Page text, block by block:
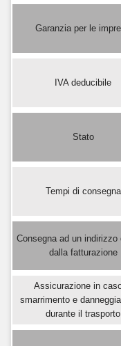
Garanzia per le
IVA deducibile
Stato
Tempi di consegna
Consegna ad un indirizzo
dalla fatturazione
Assicurazione in
smarrimento e
durante il trasporto